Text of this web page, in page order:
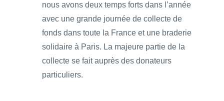
nous avons deux temps forts dans l’année
avec une grande journée de collecte de
fonds dans toute la France et une braderie
solidaire à Paris. La majeure partie de la
collecte se fait auprès des donateurs
particuliers.